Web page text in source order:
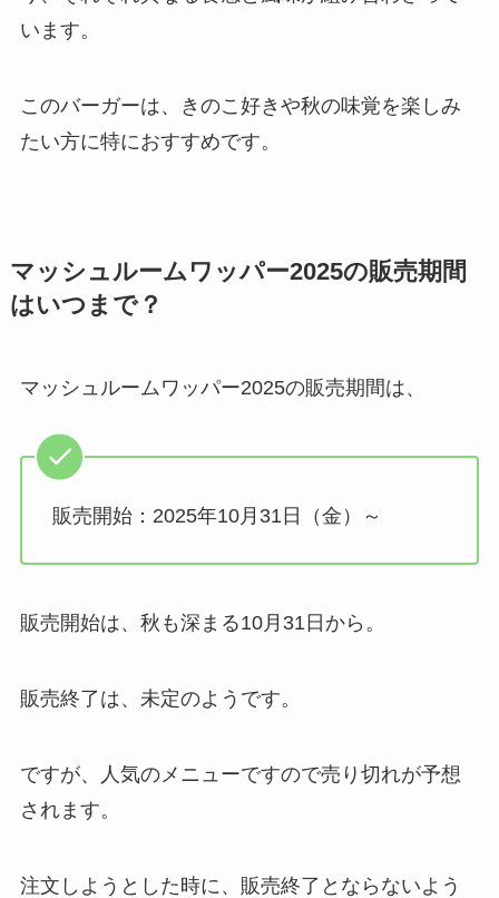
います。
このバーガーは、きのこ好きや秋の味覚を楽しみ
たい方に特におすすめです。
マッシュルームワッパー2025の販売期間
はいつまで？
マッシュルームワッパー2025の販売期間は、
販売開始：2025年10月31日（金）～
販売開始は、秋も深まる10月31日から。
販売終了は、未定のようです。
ですが、人気のメニューですので売り切れが予想
されます。
注文しようとした時に、販売終了とならないよう